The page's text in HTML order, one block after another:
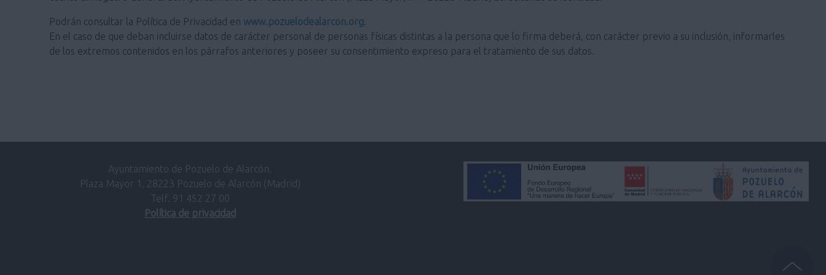
Podrán consultar la Política de Privacidad en www.pozuelodealarcon.org.
En el caso de que deban incluirse datos de carácter personal de personas físicas distintas a la persona que lo firma deberá, con carácter previo a su inclusión, informarles
de los extremos contenidos en los párrafos anteriores y poseer su consentimiento expreso para el tratamiento de sus datos.
Ayuntamiento de Pozuelo de Alarcón.
Plaza Mayor 1, 28223 Pozuelo de Alarcón (Madrid)
Telf. 91 452 27 00
Política de privacidad